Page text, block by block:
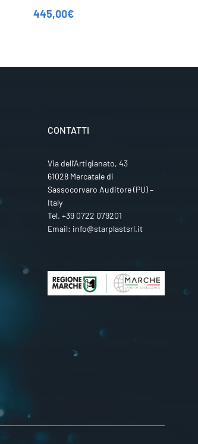
445,00€
CONTATTI
Via dell’Artigianato, 43
61028 Mercatale di
Sassocorvaro Auditore (PU) –
Italy
Tel. +39 0722 079201
Email: info@starplastsrl.it